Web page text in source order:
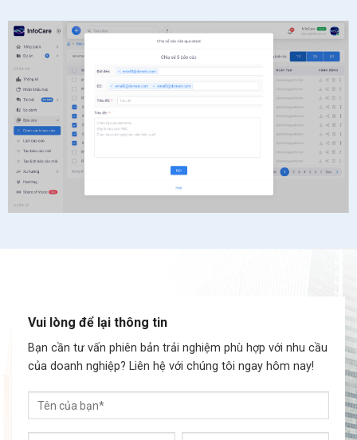
Vui lòng để lại thông tin
Bạn cần tư vấn phiên bản trải nghiệm phù hợp với nhu cầu
của doanh nghiệp? Liên hệ với chúng tôi ngay hôm nay!